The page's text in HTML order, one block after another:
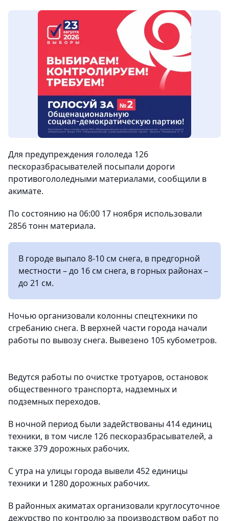
Для предупреждения гололеда 126
пескоразбрасывателей посыпали дороги
противогололедными материалами, сообщили в
акимате.
По состоянию на 06:00 17 ноября использовали
2856 тонн материала.
В городе выпало 8-10 см снега, в предгорной
местности – до 16 см снега, в горных районах –
до 21 см.
Ночью организовали колонны спецтехники по
сгребанию снега. В верхней части города начали
работы по вывозу снега. Вывезено 105 кубометров.
Ведутся работы по очистке тротуаров, остановок
общественного транспорта, надземных и
подземных переходов.
В ночной период были задействованы 414 единиц
техники, в том числе 126 пескоразбрасывателей, а
также 379 дорожных рабочих.
С утра на улицы города вывели 452 единицы
техники и 1280 дорожных рабочих.
В районных акиматах организовали круглосуточное
дежурство по контролю за производством работ по